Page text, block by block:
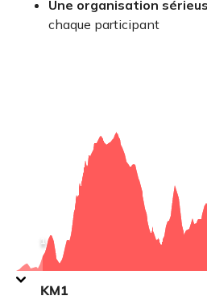
Une organisation
chaque participant
1
View
point
information
:
KM1